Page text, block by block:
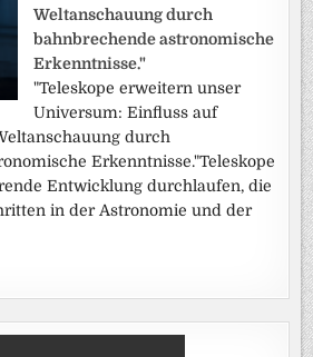
Weltanschauung durch
bahnbrechende astronomische
Erkenntnisse."
"Teleskope erweitern unser
Universum: Einfluss auf
durch
Erkenntnisse."Teleskope
Entwicklung durchlaufen, die
in der Astronomie und der